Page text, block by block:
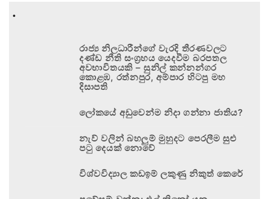
.
රාජ්‍ය නිලධාරීන්ගේ වැරදි තීරණවලට
දණ්ඩ නීති සංග්‍රහය යෙදවීම බරපතල
අවභාවිතයකි – සුනිල් කන්නන්ගර
කොළඹ, රත්නපුර, අම්පාර හිටපු මහ
දිසාපති
ලෝකයේ අඩුවෙන්ම නිදා ගන්නා ජාතිය?
නැව් වලින් බහලුම් මුහුදට පෙරලීම සුළු
පටු දෙයක් නොවේ
විශ්වවිද්‍යාල කඩඉම් ලකුණු නිකුත් කෙරේ